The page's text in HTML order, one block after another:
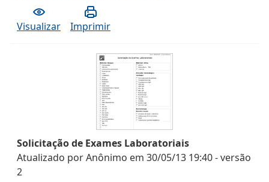
Visualizar Imprimir
Solicitação de Exames Laboratoriais
Atualizado porAnônimo em 30/05/13 19:40- versão
2